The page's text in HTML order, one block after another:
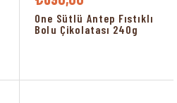
One Sütlü Antep Fıstıklı
Bolu Çikolatası 240g